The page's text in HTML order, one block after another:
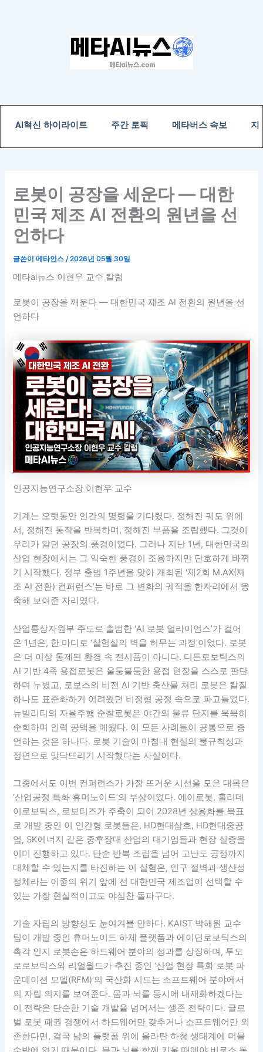
기
AI혁신 하이라이트
주간 토픽 메타버스 속보 지
로봇이 공장을 세운다 — 대한
민국 제조 AI 전환의 원년을 선
언하다
글쓴이메타인스 /2026년 05월 30일
메타ai뉴스 이현우 교수 칼럼
로봇이 공장을 깨운다 — 대한민국 제조 AI 전환의 원년을 선
언하다
인공지능연구소장 이현우 교수
기계는 오랫동안 인간의 명령을 기다렸다. 정해진 궤도 위에
서, 정해진 동작을 반복하며, 정해진 부품을 조립했다. 그것이
우리가 알던 공장의 풍경이었다. 그러나 지난 1년, 대한민국의
산업 현장에서는 그 익숙한 풍경이 조용하지만 단호하게 바뀌
기 시작했다. 정부 출범 1주년을 맞아 개최된 ‘제2회 M.AX(제
조 AI 전환) 컨퍼런스’는 바로 그 변화의 궤적을 한자리에서 응
축해 보여준 자리였다.
산업통상자원부 주도로 출범한 ‘AI 로봇 얼라이언스’가 걸어
온 1년은, 한 마디로 ‘실험실의 벽을 허무는 과정’이었다. 로봇
은 더 이상 통제된 환경 속 전시품이 아니다. 디든로보틱스의
AI 기반 4족 용접로봇은 울퉁불퉁한 용접 현장을 스스로 판단
하며 누볐고, 로보스의 비전 AI 기반 축산물 처리 로봇은 칼질
하나도 표준화하기 어려웠던 비정형 공정 속으로 파고들었다.
뉴빌리티의 자율주행 순찰로봇은 야간의 물류 단지를 묵묵히
순회하며 인력 공백을 메웠다. 이 모든 사례들이 공통으로 증
언하는 것은 하나다. 로봇 기술이 마침내 현실의 불규칙성과
정면으로 맞닥뜨리기 시작했다는 사실이다.
그중에서도 이번 컨퍼런스가 가장 뜨거운 시선을 모은 대목은
‘산업공정 특화 휴머노이드’의 부상이었다. 에이로봇, 홀리데
이로보틱스, 로보티즈가 주축이 되어 2028년 상용화를 목표
로 개발 중인 이 인간형 로봇들은, HD현대삼호, HD현대중공
업, SK에너지 같은 중후장대 산업의 대기업들과 현장 실증을
이미 진행하고 있다. 단순 반복 조립을 넘어 고난도 공정까지
대체할 수 있는지를 타진하는 이 실험은, 인구 절벽과 생산성
정체라는 이중의 위기 앞에 선 대한민국 제조업이 선택할 수
있는 가장 현실적이고도 야심찬 돌파구다.
기술 자립의 방향성도 눈여겨볼 만하다. KAIST 박해원 교수
팀이 개발 중인 휴머노이드 하체 플랫폼과 에이딘로보틱스의
촉각 인지 로봇손은 하드웨어 분야의 성과를 상징하며, 투모
로로보틱스와 리얼월드가 추진 중인 ‘산업 현장 특화 로봇 파
운데이션 모델(RFM)’의 국산화 시도는 소프트웨어 분야에서
의 자립 의지를 보여준다. 몸과 뇌를 동시에 내재화하겠다는
이 전략은 단순한 기술 개발을 넘어서는 생존 전략이다. 글로
벌 로봇 패권 경쟁에서 하드웨어만 갖추거나 소프트웨어만 외
존한다면, 결국 남의 플랫폼 위에 올라탄 하청 생태계에 머물